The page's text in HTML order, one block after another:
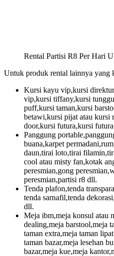
Rental Partisi R8 Per Hari
Untuk produk rental lainnya yang
Kursi kayu vip,kursi
vip,kursi tiffany,kursi
puff,kursi taman,kursi
betawi,kursi pijat atau kursi
door,kursi futura,kursi
Panggung
buana,karpet
daun,tirai loto,tirai
cool atau misty fan,kotak
peresmian,gong
peresmian,partisi r8 dll.
Tenda plafon,tenda
tenda sarnafil,tenda
dll.
Meja ibm,meja konsul atau
dealing,meja barstool,meja
taman extra,meja taman
taman bazar,meja lesehan
bazar,meja kue,meja